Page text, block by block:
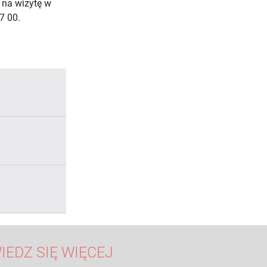
wizytę w
00.
SIĘ WIĘCEJ